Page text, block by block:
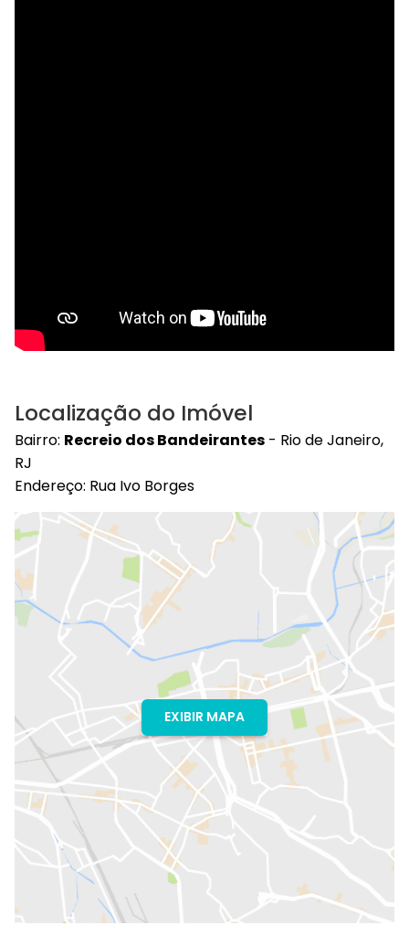
Localização do Imóvel
Bairro: Recreio dos Bandeirantes - Rio de Janeiro,
RJ
Endereço: Rua Ivo Borges
EXIBIR MAPA